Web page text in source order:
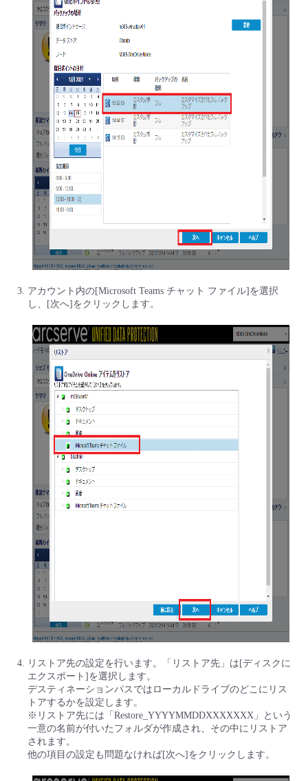
アカウント内の[Microsoft Teams チャット ファイル]を選択
し、[次へ]をクリックします。
リストア先の設定を行います。「リストア先」は[ディスクに
エクスポート]を選択します。
デスティネーションパスではローカルドライブのどこにリス
トアするかを設定します。
※リストア先には「Restore_YYYYMMDDXXXXXXX」という
一意の名前が付いたフォルダが作成され、その中にリストア
されます。
他の項目の設定も問題なければ[次へ]をクリックします。